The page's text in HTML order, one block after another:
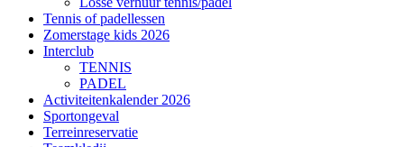
Tennis of padellessen
Zomerstage kids 2026
Interclub
TENNIS
PADEL
Activiteitenkalender 2026
Sportongeval
Terreinreservatie